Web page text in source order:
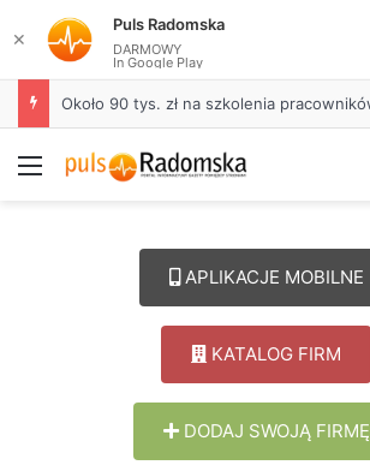
Menu
APLIKACJE MOBILNE
KATALOG FIRM
DODAJ SWOJĄ FIRMĘ
✕
Puls Radomska
DARMOWY
In Google Play